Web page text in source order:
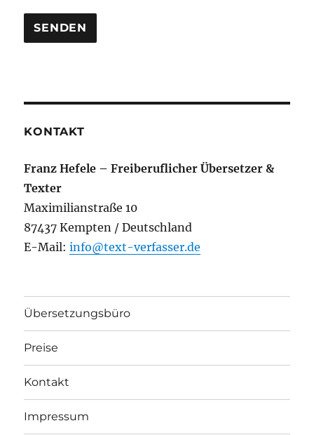
KONTAKT
Franz Hefele – Freiberuflicher Übersetzer &
Texter
Maximilianstraße 10
87437 Kempten / Deutschland
E-Mail:info@text-verfasser.de
Übersetzungsbüro
Preise
Kontakt
Impressum